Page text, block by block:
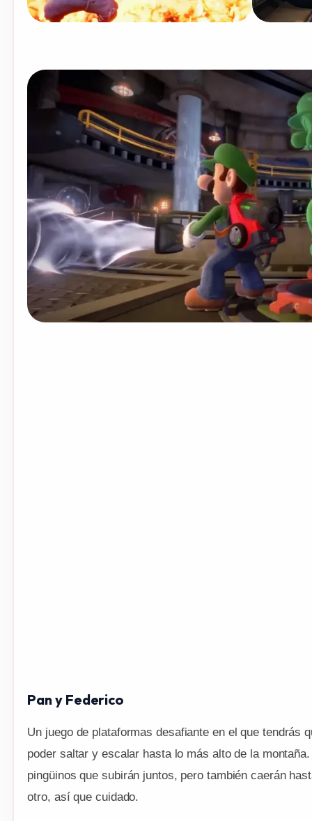
Pan y Federico
Un juego de plataformas desafiante en el que tendrás
poder saltar y escalar hasta lo más alto de la
pingüinos que subirán juntos, pero también caerán
otro, así que cuidado.